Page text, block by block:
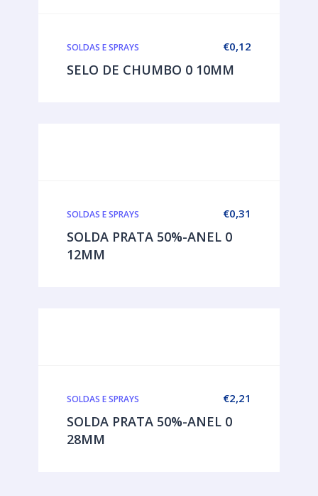
€0,12
SOLDAS E SPRAYS
SELO DE CHUMBO 0 10MM
€0,31
SOLDAS E SPRAYS
SOLDA PRATA 50%-ANEL 0
12MM
€2,21
SOLDAS E SPRAYS
SOLDA PRATA 50%-ANEL 0
28MM